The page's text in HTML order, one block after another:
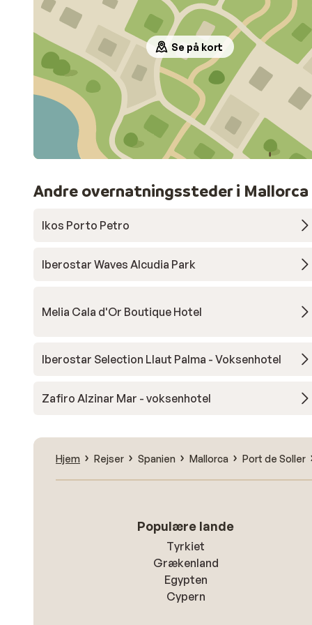
Se på kort
Andre overnatningssteder i Mallorca
Ikos Porto Petro
Iberostar Waves Alcudia Park
Melia Cala d'Or Boutique Hotel
Iberostar Selection Llaut Palma - Voksenhotel
Zafiro Alzinar Mar - voksenhotel
Hjem Rejser Spanien Mallorca Port de Soller
Populære lande
Tyrkiet
Grækenland
Egypten
Cypern